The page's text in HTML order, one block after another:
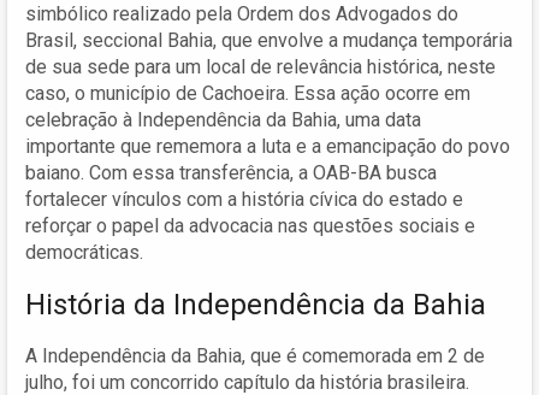
simbólico realizado pela Ordem dos Advogados do
Brasil, seccional Bahia, que envolve a mudança temporária
de sua sede para um local de relevância histórica, neste
caso, o município de Cachoeira. Essa ação ocorre em
celebração à Independência da Bahia, uma data
importante que rememora a luta e a emancipação do povo
baiano. Com essa transferência, a OAB-BA busca
fortalecer vínculos com a história cívica do estado e
reforçar o papel da advocacia nas questões sociais e
democráticas.
História da Independência da Bahia
A Independência da Bahia, que é comemorada em 2 de
julho, foi um concorrido capítulo da história brasileira.